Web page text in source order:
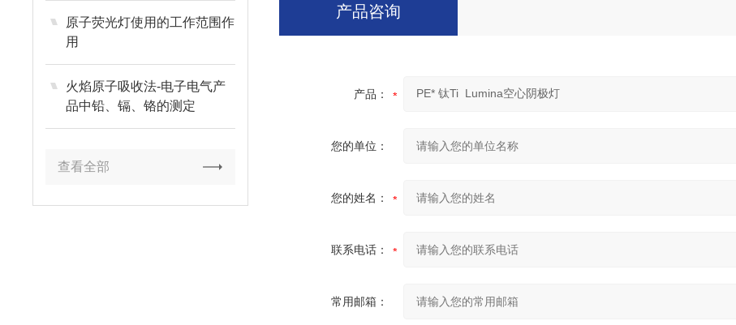
原子荧光灯使用的工作范围作
用
火焰原子吸收法-电子电气产
品中铅、镉、铬的测定
查看全部
产品咨询
产品：
您的单位：
您的姓名：
联系电话：
常用邮箱：